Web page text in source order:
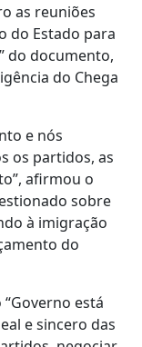
as reuniões
do Estado para
do documento,
do Chega
e nós
os partidos, as
afirmou o
sobre
à imigração
do
está
e sincero das